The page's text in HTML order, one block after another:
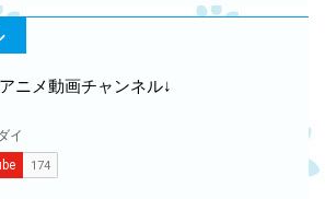
ニメ動画チャンネル↓